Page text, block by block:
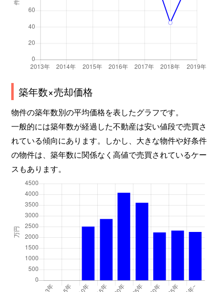
築年数×売却価格
物件の築年数別の平均価格を表したグラフです。
一般的には築年数が経過した不動産は安い値段で売買さ
れている傾向にあります。しかし、大きな物件や好条件
の物件は、築年数に関係なく高値で売買されているケー
スもあります。